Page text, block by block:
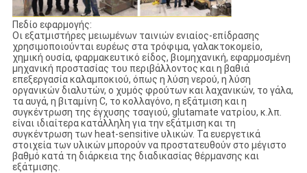
Πεδίο εφαρμογής:
Οι εξατμιστήρες μειωμένων ταινιών ενιαίος-επίδρασης
χρησιμοποιούνται ευρέως στα τρόφιμα, γαλακτοκομείο,
χημική ουσία, φαρμακευτικό είδος, βιομηχανική, εφαρμοσμένη
μηχανική προστασίας του περιβάλλοντος και η βαθιά
επεξεργασία καλαμποκιού, όπως η λύση νερού, η λύση
οργανικών διαλυτών, ο χυμός φρούτων και λαχανικών, το γάλα,
τα αυγά, η βιταμίνη C, το κολλαγόνο, η εξάτμιση και η
συγκέντρωση της έγχυσης τσαγιού, glutamate νατρίου, κ.λπ.
είναι ιδιαίτερα κατάλληλη για την εξάτμιση και τη
συγκέντρωση των heat-sensitive υλικών. Τα ευεργετικά
στοιχεία των υλικών μπορούν να προστατευθούν στο μέγιστο
βαθμό κατά τη διάρκεια της διαδικασίας θέρμανσης και
εξάτμισης.